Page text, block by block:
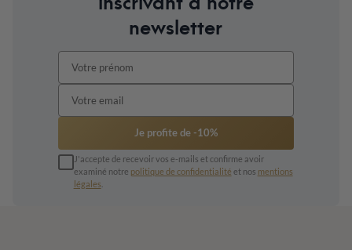
newsletter
Je profite de -10%
J'accepte de recevoir vos e-mails et confirme avoir
examiné notre politique de confidentialité et nos mentions
légales